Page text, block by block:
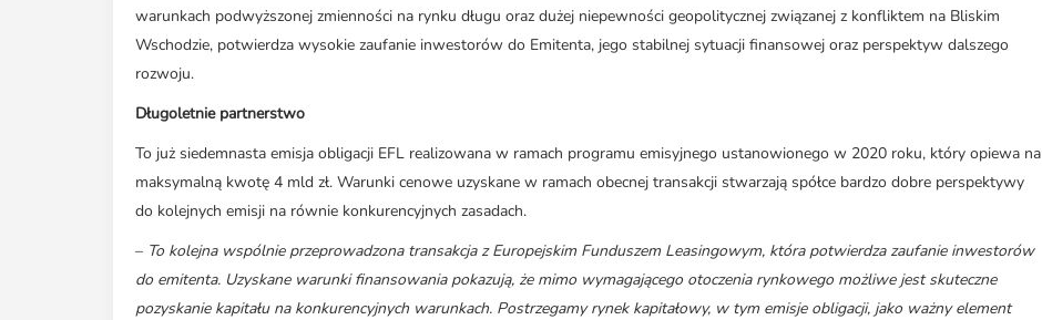
warunkach podwyższonej zmienności na rynku długu oraz dużej niepewności geopolitycznej związanej z konfliktem na Bliskim
Wschodzie, potwierdza wysokie zaufanie inwestorów do Emitenta, jego stabilnej sytuacji finansowej oraz perspektyw dalszego
rozwoju.
Długoletnie partnerstwo
To już siedemnasta emisja obligacji EFL realizowana w ramach programu emisyjnego ustanowionego w 2020 roku, który opiewa na
maksymalną kwotę 4 mld zł. Warunki cenowe uzyskane w ramach obecnej transakcji stwarzają spółce bardzo dobre perspektywy
do kolejnych emisji na równie konkurencyjnych zasadach.
– To kolejna wspólnie przeprowadzona transakcja z Europejskim Funduszem Leasingowym, która potwierdza zaufanie inwestorów
do emitenta. Uzyskane warunki finansowania pokazują, że mimo wymagającego otoczenia rynkowego możliwe jest skuteczne
pozyskanie kapitału na konkurencyjnych warunkach. Postrzegamy rynek kapitałowy, w tym emisje obligacji, jako ważny element